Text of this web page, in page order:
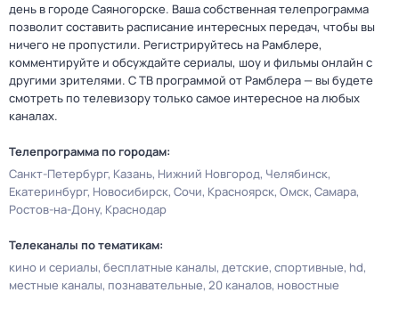
день в городе Саяногорске. Ваша собственная телепрограмма
позволит составить расписание интересных передач, чтобы вы
ничего не пропустили. Регистрируйтесь на Рамблере,
комментируйте и обсуждайте сериалы, шоу и фильмы онлайн с
другими зрителями. С ТВ программой от Рамблера — вы будете
смотреть по телевизору только самое интересное на любых
каналах.
Телепрограмма по городам:
Санкт-Петербург Казань Нижний Новгород Челябинск
Екатеринбург Новосибирск Сочи Красноярск Омск Самара
Ростов-на-Дону Краснодар
Телеканалы по тематикам:
кино и сериалы бесплатные каналы детские спортивные hd
местные каналы познавательные 20 каналов новостные